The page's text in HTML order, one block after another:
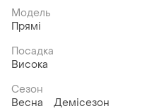
Модель
Прямі
Посадка
Висока
Сезон
Весна
Демісезон